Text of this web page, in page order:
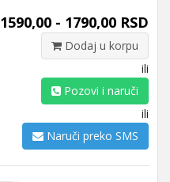
1590,00 - 1790,00 RSD
Dodaj u korpu
ili
Pozovi i naruči
ili
Naruči preko SMS